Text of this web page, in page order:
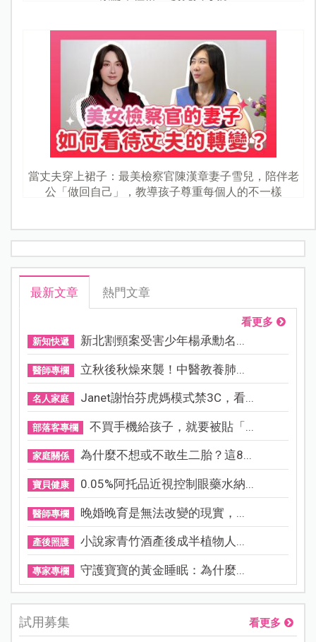
當丈夫穿上裙子：最美檢察官陳漢章妻子雪兒，陪伴老
公「做回自己」，教導孩子尊重每個人的不一樣
最新文章 熱門文章
看更多
新知快遞 新北割頸案受害少年楊承勳名...
醫師專欄 立秋後秋燥來襲！中醫教養肺...
名人家庭 Janet謝怡芬虎媽模式禁3C，看...
部落客專欄 不買手機給孩子，就要被貼「...
家庭關係 為什麼不想或不敢生二胎？這8...
寶貝健康 0.05%阿托品近視控制眼藥水納...
醫師專欄 晚婚晚育是無法改變的現實，...
產後照護 小說家青竹酒產後成半植物人...
專家專欄 守護寶寶的黃金睡眠：為什麼...
試用募集 看更多